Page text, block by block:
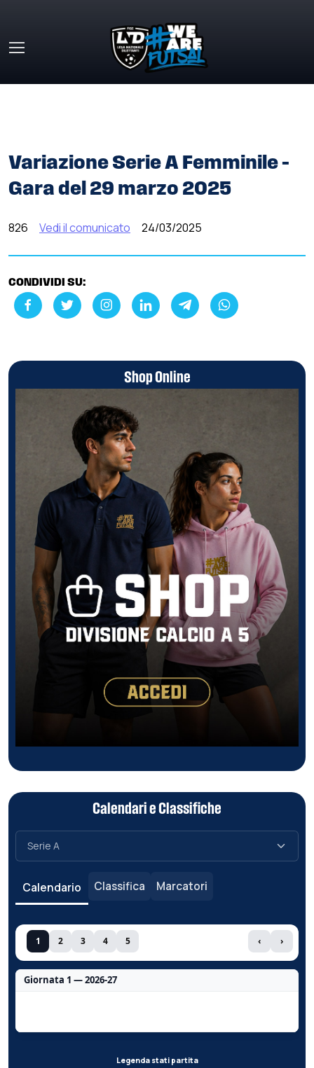
Variazione Serie A Femminile –
Gara del 29 marzo 2025
826 Vedi il comunicato 24/03/2025
CONDIVIDI SU:
Shop Online
Calendari e Classifiche
Calendario Classifica Marcatori
1 2 3 4 5 ‹ ›
Giornata 1 — 2026-27
Legenda stati partita